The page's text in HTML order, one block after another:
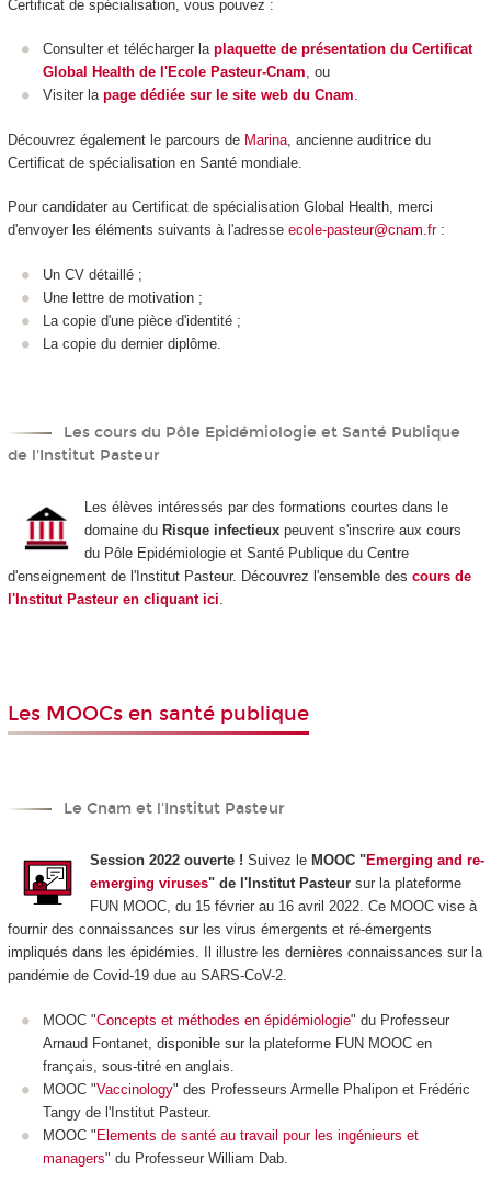
Certificat de spécialisation, vous pouvez :
Consulter et télécharger la plaquette de présentation du Certificat
Global Health de l'Ecole Pasteur-Cnam, ou
Visiter la page dédiée sur le site web du Cnam.
Découvrez également le parcours de Marina, ancienne auditrice du
Certificat de spécialisation en Santé mondiale.
Pour candidater au Certificat de spécialisation Global Health, merci
d'envoyer les éléments suivants à l'adresse ecole-pasteur@cnam.fr:
Un CV détaillé ;
Une lettre de motivation ;
La copie d'une pièce d'identité ;
La copie du dernier diplôme.
Les cours du Pôle Epidémiologie et Santé Publique
de l'Institut Pasteur
Les élèves intéressés par des formations courtes dans le
domaine du Risque infectieuxpeuvent s'inscrire aux cours
du Pôle Epidémiologie et Santé Publique du Centre
d'enseignement de l'Institut Pasteur. Découvrez l'ensemble des cours de
l'Institut Pasteur en cliquant ici.
Les MOOCs en santé publique
Le Cnam et l'Institut Pasteur
Session 2022 ouverte ! Suivez le MOOC "Emerging and re-
emerging viruses" de l'Institut Pasteursur la plateforme
FUN MOOC, du 15 février au 16 avril 2022. Ce MOOC vise à
fournir des connaissances sur les virus émergents et ré-émergents
impliqués dans les épidémies. Il illustre les dernières connaissances sur la
pandémie de Covid-19 due au SARS-CoV-2.
MOOC "Concepts et méthodes en épidémiologie" du Professeur
Arnaud Fontanet, disponible sur la plateforme FUN MOOC en
français, sous-titré en anglais.
MOOC "Vaccinology" des Professeurs Armelle Phalipon et Frédéric
Tangy de l'Institut Pasteur.
MOOC " Elements de santé au travail pour les ingénieurs et
managers" du Professeur William Dab.